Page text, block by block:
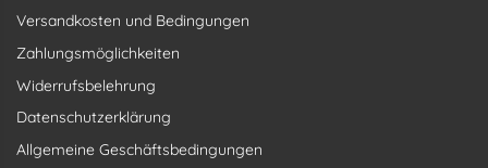
Versandkosten und Bedingungen
Zahlungsmöglichkeiten
Widerrufsbelehrung
Datenschutzerklärung
Allgemeine Geschäftsbedingungen